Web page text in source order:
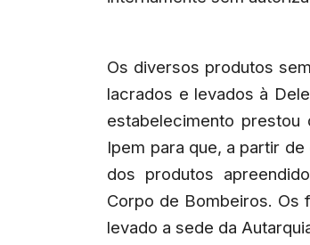
Os diversos produtos
lacrados e levados à
estabelecimento prestou
Ipem para que, a partir
dos produtos
Corpo de Bombeiros. Os
levado a sede da